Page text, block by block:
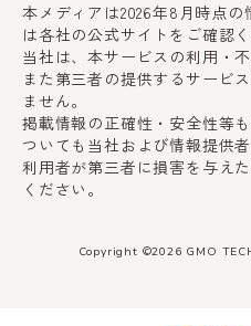
本メディアは2026年8月時点
は各社の公式サイトをご確認く
当社は、本サービスの利用・
また第三者の提供するサービ
ません。
掲載情報の正確性・安全性等
ついても当社および情報提供
利用者が第三者に損害を与え
ください。
Copyright ©2026 GMO